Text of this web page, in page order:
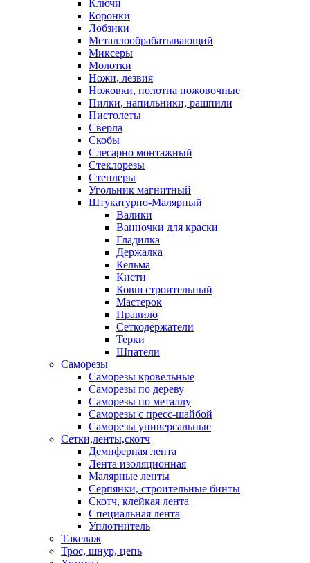
Ключи
Коронки
Лобзики
Металлообрабатывающий
Миксеры
Молотки
Ножи, лезвия
Ножовки, полотна ножовочные
Пилки, напильники, рашпили
Пистолеты
Сверла
Скобы
Слесарно монтажный
Стеклорезы
Степлеры
Угольник магнитный
Штукатурно-Малярный
Валики
Ванночки для краски
Гладилка
Держалка
Кельма
Кисти
Ковш строительный
Мастерок
Правило
Сеткодержатели
Терки
Шпатели
Саморезы
Саморезы кровельные
Саморезы по дереву
Саморезы по металлу
Саморезы с пресс-шайбой
Саморезы универсальные
Сетки,ленты,скотч
Демпферная лента
Лента изоляционная
Малярные ленты
Серпянки, строительные бинты
Скотч, клейкая лента
Специальная лента
Уплотнитель
Такелаж
Трос, шнур, цепь